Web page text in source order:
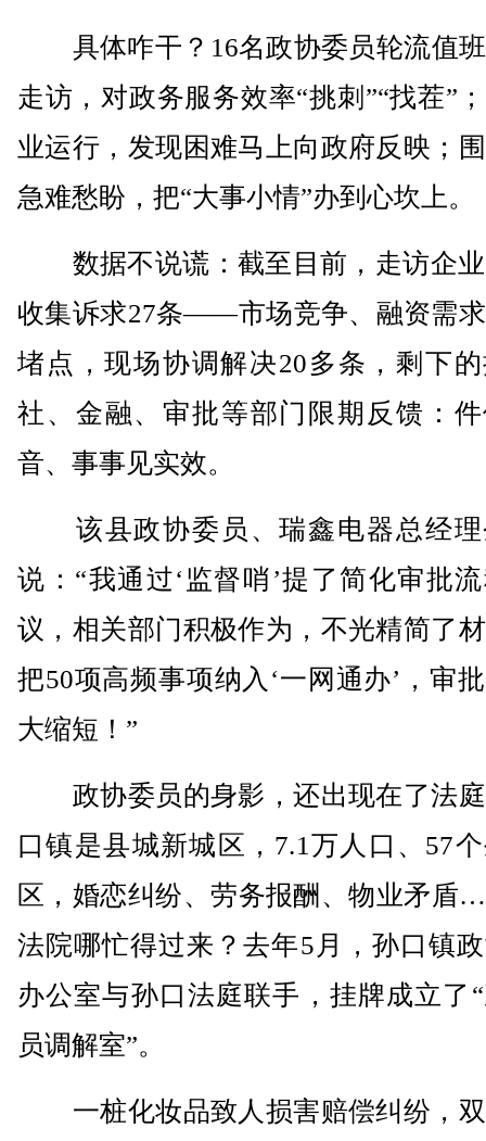
具体咋干？16名政协委员轮流值
走访，对政务服务效率“挑刺”“找茬”
业运行，发现困难马上向政府反映；
急难愁盼，把“大事小情”办到心坎上。
数据不说谎：截至目前，走访企业
收集诉求27条——市场竞争、融资需
堵点，现场协调解决20多条，剩下
社、金融、审批等部门限期反馈：
音、事事见实效。
该县政协委员、瑞鑫电器总经理
说：“我通过‘监督哨’提了简化审批
议，相关部门积极作为，不光精简了
把50项高频事项纳入‘一网通办’，审
大缩短！”
政协委员的身影，还出现在了法
口镇是县城新城区，7.1万人口、57
区，婚恋纠纷、劳务报酬、物业矛
法院哪忙得过来？去年5月，孙口镇
办公室与孙口法庭联手，挂牌成立了
员调解室”。
一桩化妆品致人损害赔偿纠纷，